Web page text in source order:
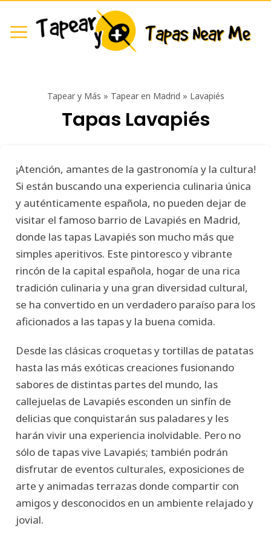
Tapear y Más » Tapear en Madrid » Lavapiés
Tapas Lavapiés
¡Atención, amantes de la gastronomía y la cultura!
Si están buscando una experiencia culinaria única
y auténticamente española, no pueden dejar de
visitar el famoso barrio de Lavapiés en Madrid,
donde las tapas Lavapiés son mucho más que
simples aperitivos. Este pintoresco y vibrante
rincón de la capital española, hogar de una rica
tradición culinaria y una gran diversidad cultural,
se ha convertido en un verdadero paraíso para los
aficionados a las tapas y la buena comida.
Desde las clásicas croquetas y tortillas de patatas
hasta las más exóticas creaciones fusionando
sabores de distintas partes del mundo, las
callejuelas de Lavapiés esconden un sinfín de
delicias que conquistarán sus paladares y les
harán vivir una experiencia inolvidable. Pero no
sólo de tapas vive Lavapiés; también podrán
disfrutar de eventos culturales, exposiciones de
arte y animadas terrazas donde compartir con
amigos y desconocidos en un ambiente relajado y
jovial.